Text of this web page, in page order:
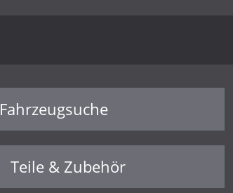
Fahrzeugsuche
Teile & Zubehör